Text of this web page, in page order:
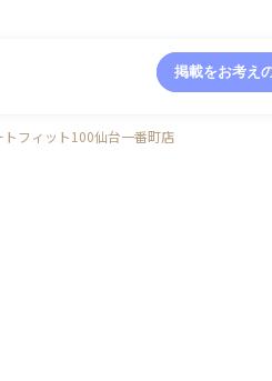
掲載をお考え
トフィット100仙台一番町店